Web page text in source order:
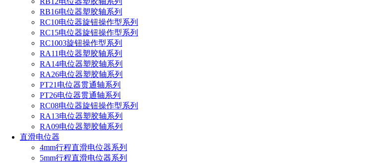
RB16电位器塑胶轴系列
RC10电位器旋钮操作型系列
RC15电位器旋钮操作型系列
RC1003旋钮操作型系列
RA11电位器塑胶轴系列
RA14电位器塑胶轴系列
RA26电位器塑胶轴系列
PT21电位器贯通轴系列
PT26电位器贯通轴系列
RC08电位器旋钮操作型系列
RA13电位器塑胶轴系列
RA09电位器塑胶轴系列
直滑电位器
4mm行程直滑电位器系列
5mm行程直滑电位器系列